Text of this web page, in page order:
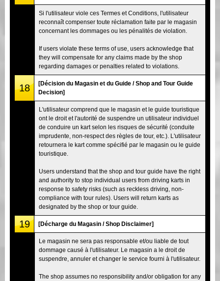
Si l'utilisateur viole ces Termes et Conditions, l'utilisateur
reconnaît compenser toute réclamation faite par le magasin
concernant les dommages ou les pénalités de violation.
If users violate these terms of use, users acknowledge that
they will compensate for any claims made by the shop
regarding damages or penalties related to violations.
18
[Décision du Magasin et du Guide / Shop and Tour Guide
Decision]
L'utilisateur comprend que le magasin et le guide touristique
ont le droit et l'autorité de suspendre un utilisateur individuel
de conduire un kart selon les risques de sécurité (conduite
imprudente, non-respect des règles de tour, etc.). L'utilisateur
retournera le kart comme spécifié par le magasin ou le guide
touristique.
Users understand that the shop and tour guide have the right
and authority to stop individual users from driving karts in
response to safety risks (such as reckless driving, non-
compliance with tour rules). Users will return karts as
designated by the shop or tour guide.
19 [Décharge du Magasin / Shop Disclaimer]
Le magasin ne sera pas responsable et/ou liable de tout
dommage causé à l'utilisateur. Le magasin a le droit de
suspendre, annuler et changer le service fourni à l'utilisateur.
The shop assumes no responsibility and/or obligation for any